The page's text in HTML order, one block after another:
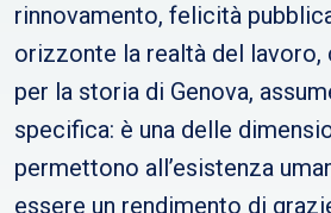
rinnovamento, felicità
orizzonte la realtà del lavoro,
per la storia di Genova,
specifica: è una delle
permettono all’esistenza
essere un rendimento di